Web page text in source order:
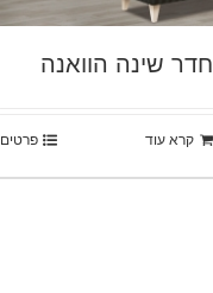
חדר שינה הוואנה
קרא עוד פרטים